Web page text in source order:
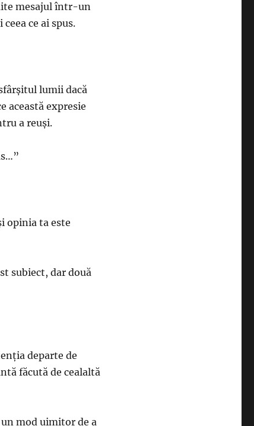
mesajul într-un
ce ai spus.
lumii dacă
această expresie
a reuși.
opinia ta este
subiect, dar două
departe de
făcută de cealaltă
mod uimitor de a